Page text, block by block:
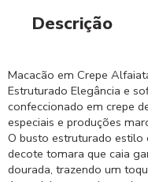
Descrição
Macacão em Crepe
Estruturado Elegância e
confeccionado em crepe
especiais e produções
O busto estruturado estilo
decote tomara que caia
dourada, trazendo um